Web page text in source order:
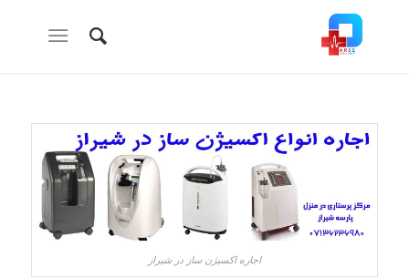
اجاره اکسیژن ساز در شیراز